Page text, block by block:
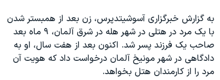
قانون شفافیت دارائی کادر رهبری ایران
اعتراضات مردمی آبان ۹۸
اسرائیل در جنگ
نرگس محمدی برنده جایزه نوبل صلح
به گزارش خبرگزاری آسوشیتدپرس، زن بعد از همبستر شدن
با یک مرد در هتلی در شهر هله در شرق آلمان، ۹ ماه بعد
صاحب یک فرزند پسر شد. اکنون بعد از هفت سال، او به
دادگاهی در شهر مونیخ آلمان درخواست داد که هویت آن
مرد را از کارمندان هتل بخواهد.